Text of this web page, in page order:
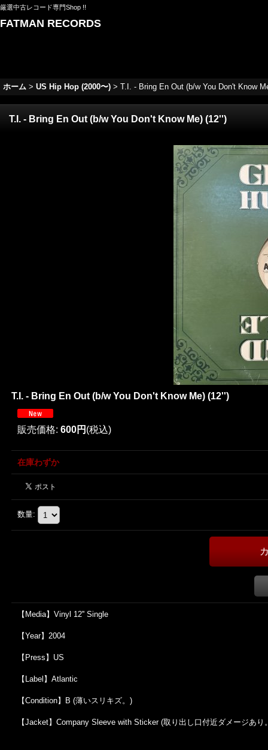
厳選中古レコード専門Shop !!
FATMAN RECORDS
ホーム > US Hip Hop (2000〜) > T.I. - Bring En Out (b/w You Don't Know
T.I. - Bring En Out (b/w You Don't Know Me) (12'')
T.I. - Bring En Out (b/w You Don't Know Me) (12'')
販売価格: 600円 (税込)
在庫わずか
数量:
【Media】Vinyl 12'' Single
【Year】2004
【Press】US
【Label】Atlantic
【Condition】B (薄いスリキズ。)
【Jacket】Company Sleeve with Sticker (取り出し口付近ダメージあり